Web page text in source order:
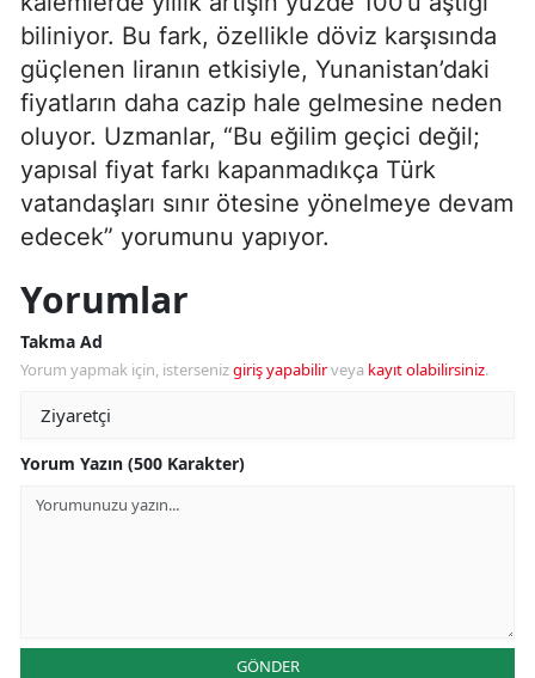
biliniyor. Bu fark, özellikle döviz karşısında
güçlenen liranın etkisiyle, Yunanistan’daki
fiyatların daha cazip hale gelmesine neden
oluyor. Uzmanlar, “Bu eğilim geçici değil;
yapısal fiyat farkı kapanmadıkça Türk
vatandaşları sınır ötesine yönelmeye devam
edecek” yorumunu yapıyor.
Yorumlar
Takma Ad
Yorum yapmak için, istersenizgiriş yapabilirveya kayıt olabilirsiniz.
Yorum Yazın (500 Karakter)
GÖNDER